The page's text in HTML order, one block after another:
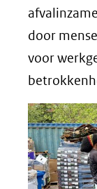
door
voor